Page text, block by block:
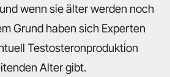
wenn sie älter werden noch
Grund haben sich Experten
Testosteronproduktion
Alter gibt.